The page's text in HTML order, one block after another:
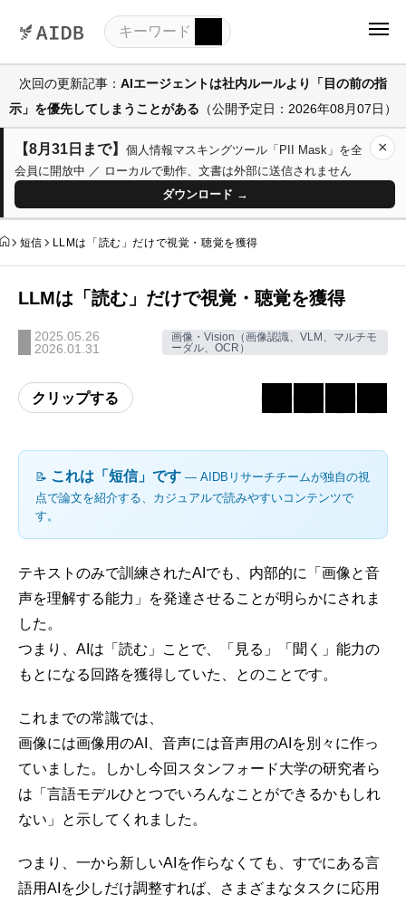
次回の更新記事： AIエージェントは社内ルールより「目の前の指
示」を優先してしまうことがある （公開予定日：2026年08月07日）
【8月31日まで】 個人情報マスキングツール「PII Mask」を全
会員に開放中 ／ ローカルで動作、文書は外部に送信されません
ダウンロード →
×
短信 LLMは「読む」だけで視覚・聴覚を獲得
LLMは「読む」だけで視覚・聴覚を獲得
2025.05.26
2026.01.31
画像・Vision（画像認識、VLM、マルチモ
ーダル、OCR）
クリップする
📝 これは「短信」です ― AIDBリサーチチームが独自の視
点で論文を紹介する、カジュアルで読みやすいコンテンツで
す。
テキストのみで訓練されたAIでも、内部的に「画像と音
声を理解する能力」を発達させることが明らかにされま
した。
つまり、AIは「読む」ことで、「見る」「聞く」能力の
もとになる回路を獲得していた、とのことです。
これまでの常識では、
画像には画像用のAI、音声には音声用のAIを別々に作っ
ていました。しかし今回スタンフォード大学の研究者ら
は「言語モデルひとつでいろんなことができるかもしれ
ない」と示してくれました。
つまり、一から新しいAIを作らなくても、すでにある言
語用AIを少しだけ調整すれば、さまざまなタスクに応用